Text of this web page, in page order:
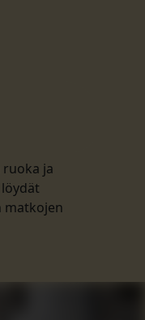
ja
matkojen